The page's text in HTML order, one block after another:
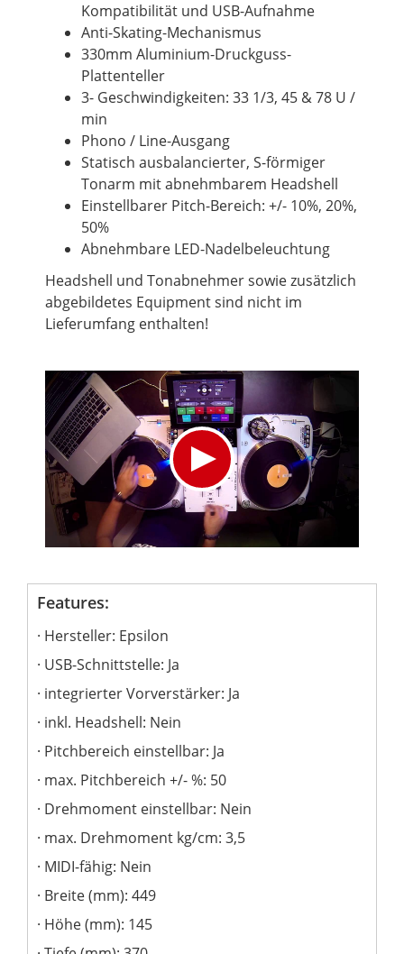
Kompatibilität und USB-Aufnahme
Anti-Skating-Mechanismus
330mm Aluminium-Druckguss-
Plattenteller
3- Geschwindigkeiten: 33 1/3, 45 & 78 U /
min
Phono / Line-Ausgang
Statisch ausbalancierter, S-förmiger
Tonarm mit abnehmbarem Headshell
Einstellbarer Pitch-Bereich: +/- 10%, 20%,
50%
Abnehmbare LED-Nadelbeleuchtung
Headshell und Tonabnehmer sowie zusätzlich
abgebildetes Equipment sind nicht im
Lieferumfang enthalten!
Features:
Hersteller: Epsilon
USB-Schnittstelle: Ja
integrierter Vorverstärker: Ja
inkl. Headshell: Nein
Pitchbereich einstellbar: Ja
max. Pitchbereich +/- %: 50
Drehmoment einstellbar: Nein
max. Drehmoment kg/cm: 3,5
MIDI-fähig: Nein
Breite (mm): 449
Höhe (mm): 145